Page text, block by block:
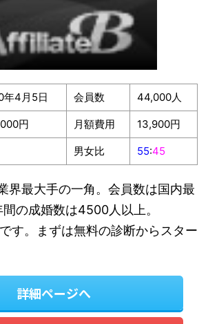
年4月5日 会員数 44,000人
円 月額費用 13,900円
男女比 55:45
界最大手の一角。会員数は国内最
の成婚数は4500人以上。
す。まずは無料の診断からスター
詳細ページへ